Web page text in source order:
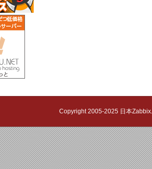
Copyright 2005-2025 日本